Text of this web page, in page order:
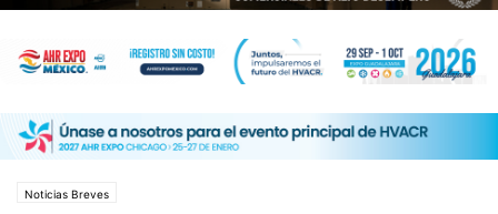
Noticias Breves